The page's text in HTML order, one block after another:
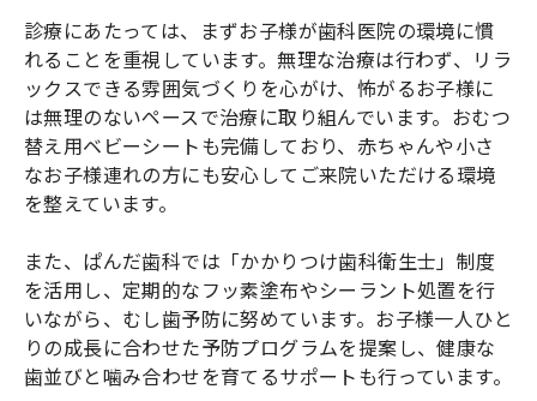
診療にあたっては、まずお子様が歯科医院の環境に慣
れることを重視しています。無理な治療は行わず、リラ
ックスできる雰囲気づくりを心がけ、怖がるお子様に
は無理のないペースで治療に取り組んでいます。おむつ
替え用ベビーシートも完備しており、赤ちゃんや小さ
なお子様連れの方にも安心してご来院いただける環境
を整えています。
また、ぱんだ歯科では「かかりつけ歯科衛生士」制度
を活用し、定期的なフッ素塗布やシーラント処置を行
いながら、むし歯予防に努めています。お子様一人ひと
りの成長に合わせた予防プログラムを提案し、健康な
歯並びと噛み合わせを育てるサポートも行っています。